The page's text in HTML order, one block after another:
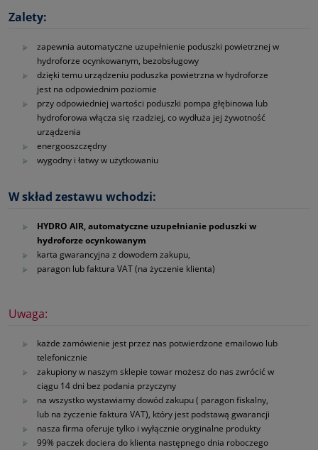
Zalety:
zapewnia automatyczne uzupełnienie poduszki powietrznej w
hydroforze ocynkowanym, bezobsługowy
dzięki temu urządzeniu poduszka powietrzna w hydroforze
jest na odpowiednim poziomie
przy odpowiedniej wartości poduszki pompa głębinowa lub
hydroforowa włącza się rzadziej, co wydłuża jej żywotność
urządzenia
energooszczędny
wygodny i łatwy w użytkowaniu
W skład zestawu wchodzi:
HYDRO AIR, automatyczne uzupełnianie poduszki w
hydroforze ocynkowanym
karta gwarancyjna z dowodem zakupu,
paragon lub faktura VAT (na życzenie klienta)
Uwaga:
każde zamówienie jest przez nas potwierdzone emailowo lub
telefonicznie
zakupiony w naszym sklepie towar możesz do nas zwrócić w
ciągu 14 dni bez podania przyczyny
na wszystko wystawiamy dowód zakupu ( paragon fiskalny,
lub na życzenie faktura VAT), który jest podstawą gwarancji
nasza firma oferuje tylko i wyłącznie oryginalne produkty
99% paczek dociera do klienta następnego dnia roboczego